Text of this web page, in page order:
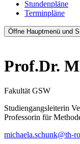
Stundenpläne
Terminpläne
Öffne Hauptmenü und
Prof.Dr.
Fakultät GSW
Studiengangsleiterin
Professorin für
michaela.schunk@th-